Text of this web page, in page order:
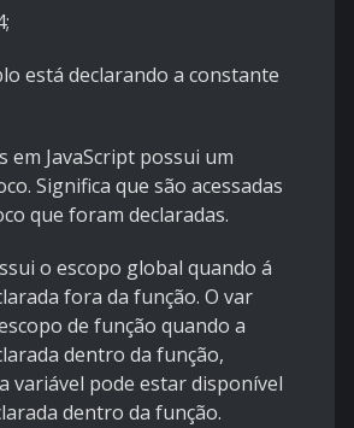
está declarando a constante
em JavaScript possui um
Significa que são acessadas
que foram declaradas.
o escopo global quando á
fora da função. O var
de função quando a
dentro da função,
variável pode estar disponível
dentro da função.